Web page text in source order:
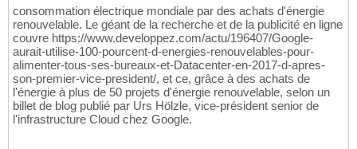
consommation électrique mondiale par des achats d'énergie
renouvelable. Le géant de la recherche et de la publicité en ligne
couvre https://www.developpez.com/actu/196407/Google-
aurait-utilise-100-pourcent-d-energies-renouvelables-pour-
alimenter-tous-ses-bureaux-et-Datacenter-en-2017-d-apres-
son-premier-vice-president/, et ce, grâce à des achats de
l'énergie à plus de 50 projets d'énergie renouvelable, selon un
billet de blog publié par Urs Hölzle, vice-président senior de
l'infrastructure Cloud chez Google.